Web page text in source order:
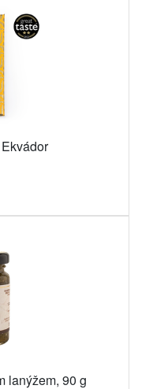
lanýžem, 90 g